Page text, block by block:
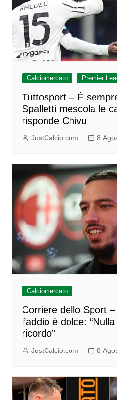
Calciomercato Premier
Tuttosport – È
Spalletti mescola le
risponde Chivu
JustCalcio.com 8
Calciomercato
Corriere dello Sport
l’addio è dolce:
ricordo”
JustCalcio.com 8